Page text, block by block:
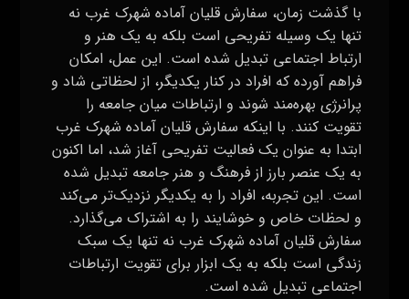
با گذشت زمان، سفارش قلیان آماده شهرک غرب نه
تنها یک وسیله تفریحی است بلکه به یک هنر و
ارتباط اجتماعی تبدیل شده است. این عمل، امکان
فراهم آورده که افراد در کنار یکدیگر، از لحظاتی شاد و
پرانرژی بهره‌مند شوند و ارتباطات میان جامعه را
تقویت کنند. با اینکه سفارش قلیان آماده شهرک غرب
ابتدا به عنوان یک فعالیت تفریحی آغاز شد، اما اکنون
به یک عنصر بارز از فرهنگ و هنر جامعه تبدیل شده
است. این تجربه، افراد را به یکدیگر نزدیک‌تر می‌کند
و لحظات خاص و خوشایند را به اشتراک می‌گذارد.
سفارش قلیان آماده شهرک غرب نه تنها یک سبک
زندگی است بلکه به یک ابزار برای تقویت ارتباطات
اجتماعی تبدیل شده است.